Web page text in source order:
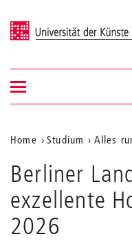
Universität der Künste Berlin
Navigation
Suche
Navigation
ein-/ausblenden
Aktuelle
Position
auf
der
Webseite
Home Studium Alles
Berliner
exzellente
2026